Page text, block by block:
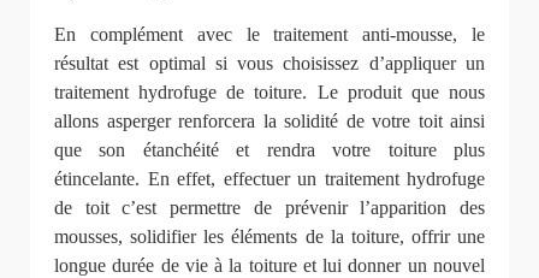
En complément avec le traitement anti-mousse, le
résultat est optimal si vous choisissez d’appliquer un
traitement hydrofuge de toiture. Le produit que nous
allons asperger renforcera la solidité de votre toit ainsi
que son étanchéité et rendra votre toiture plus
étincelante. En effet, effectuer un traitement hydrofuge
de toit c’est permettre de prévenir l’apparition des
mousses, solidifier les éléments de la toiture, offrir une
longue durée de vie à la toiture et lui donner un nouvel